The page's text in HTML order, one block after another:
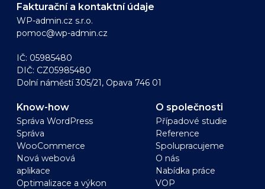
Fakturační a kontaktní údaje
WP-admin.cz s.r.o.
pomoc@wp-admin.cz
IČ: 05985480
DIČ: CZ05985480
Dolní náměstí 305/21, Opava 746 01
Know-how
Správa WordPress
Správa
WooCommerce
Nová webová
aplikace
Optimalizace a výkon
O společnosti
Případové studie
Reference
Spolupracujeme
O nás
Nabídka práce
VOP